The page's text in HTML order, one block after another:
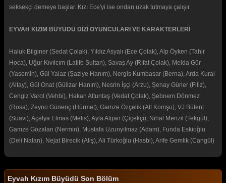
seksekçi demeye başlar. Kızı Ece'yi ise ondan uzak tutmaya çalışır.
EYVAH KIZIM BÜYÜDÜ DİZİ OYUNCULARI VE KARAKTERLERİ
Haluk Bilginer (Sedat Çolak), Yıldız Asyalı (Ece Çolak), Alp Öyken (Tahir
Hoca), Uğur Kıvılcım (Latife Sultan), Savaş Ay (Rıfat Çolak), Melda Gür
(Yasemin), Gül Yalaz (Şaziye Hanım), Nergis Kumbasar (Berna), Arda Kural
(Altay), Gül Onat (Gülizar Hanım), Nesrin İşçi (Arzu), Şenay Gürler (Filiz),
Cengiz Varol (Vehbi), Hakan Altuntaş (Vedat Çolak), Şebnem Dönmez
(Rosa), Zeyno Günenç (Hürmet), Gamze Özçelik (Alt Komşu), VJ Bülent
(Suavi), Açelya Elmas (Melis), Ayla Algan (Çiçekçi), Nihal Menzil (Tekgül),
Gamze Gözalan (Nermin), Mustafa Uzunyılmaz (Adam), Funda Eskioğlu
(Deli Nalan), Nejat Birecik (Aliş), Ali Türkoğlu (Hasbi), Arife Gemlik (Cangül)
Eyvah Kızım Büyüdü Son Bölüm